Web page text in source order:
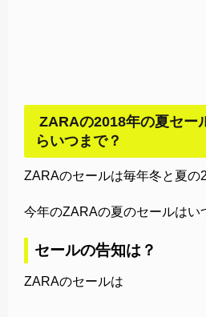
ZARAの2018年の夏セー
らいつまで？
ZARAのセールは毎年冬と夏の
今年のZARAの夏のセールはい
セールの告知は？
ZARAのセールは